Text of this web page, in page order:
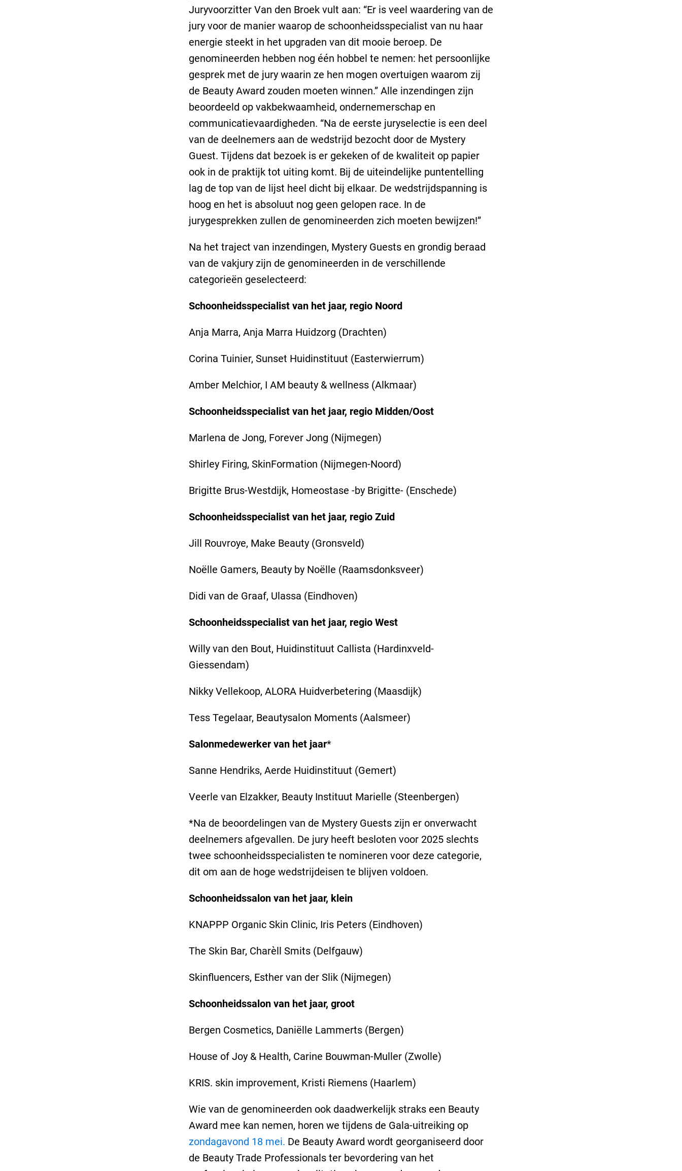
Juryvoorzitter Van den Broek vult aan: “Er is veel waardering van de
jury voor de manier waarop de schoonheidsspecialist van nu haar
energie steekt in het upgraden van dit mooie beroep. De
genomineerden hebben nog één hobbel te nemen: het persoonlijke
gesprek met de jury waarin ze hen mogen overtuigen waarom zij
de Beauty Award zouden moeten winnen.” Alle inzendingen zijn
beoordeeld op vakbekwaamheid, ondernemerschap en
communicatievaardigheden. “Na de eerste juryselectie is een deel
van de deelnemers aan de wedstrijd bezocht door de Mystery
Guest. Tijdens dat bezoek is er gekeken of de kwaliteit op papier
ook in de praktijk tot uiting komt. Bij de uiteindelijke puntentelling
lag de top van de lijst heel dicht bij elkaar. De wedstrijdspanning is
hoog en het is absoluut nog geen gelopen race. In de
jurygesprekken zullen de genomineerden zich moeten bewijzen!”
Na het traject van inzendingen, Mystery Guests en grondig beraad
van de vakjury zijn de genomineerden in de verschillende
categorieën geselecteerd:
Schoonheidsspecialist van het jaar, regio Noord
Anja Marra, Anja Marra Huidzorg (Drachten)
Corina Tuinier, Sunset Huidinstituut (Easterwierrum)
Amber Melchior, I AM beauty & wellness (Alkmaar)
Schoonheidsspecialist van het jaar, regio Midden/Oost
Marlena de Jong, Forever Jong (Nijmegen)
Shirley Firing, SkinFormation (Nijmegen-Noord)
Brigitte Brus-Westdijk, Homeostase -by Brigitte- (Enschede)
Schoonheidsspecialist van het jaar, regio Zuid
Jill Rouvroye, Make Beauty (Gronsveld)
Noëlle Gamers, Beauty by Noëlle (Raamsdonksveer)
Didi van de Graaf, Ulassa (Eindhoven)
Schoonheidsspecialist van het jaar, regio West
Willy van den Bout, Huidinstituut Callista (Hardinxveld-
Giessendam)
Nikky Vellekoop, ALORA Huidverbetering (Maasdijk)
Tess Tegelaar, Beautysalon Moments (Aalsmeer)
Salonmedewerker van het jaar*
Sanne Hendriks, Aerde Huidinstituut (Gemert)
Veerle van Elzakker, Beauty Instituut Marielle (Steenbergen)
*Na de beoordelingen van de Mystery Guests zijn er onverwacht
deelnemers afgevallen. De jury heeft besloten voor 2025 slechts
twee schoonheidsspecialisten te nomineren voor deze categorie,
dit om aan de hoge wedstrijdeisen te blijven voldoen.
Schoonheidssalon van het jaar, klein
KNAPPP Organic Skin Clinic, Iris Peters (Eindhoven)
The Skin Bar, Charèll Smits (Delfgauw)
Skinfluencers, Esther van der Slik (Nijmegen)
Schoonheidssalon van het jaar, groot
Bergen Cosmetics, Daniëlle Lammerts (Bergen)
House of Joy & Health, Carine Bouwman-Muller (Zwolle)
KRIS. skin improvement, Kristi Riemens (Haarlem)
Wie van de genomineerden ook daadwerkelijk straks een Beauty
Award mee kan nemen, horen we tijdens de Gala-uitreiking op
zondagavond 18 mei. De Beauty Award wordt georganiseerd door
de Beauty Trade Professionals ter bevordering van het